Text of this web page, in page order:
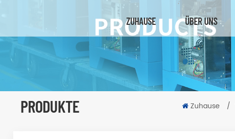
ZUHAUSE ÜBER UNS
PRODUKTE Zuhause /